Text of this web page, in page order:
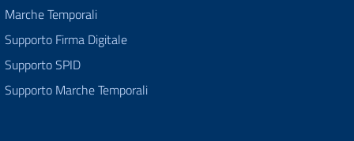
Marche Temporali
Supporto Firma Digitale
Supporto SPID
Supporto Marche Temporali